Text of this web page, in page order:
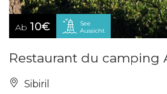
Ab 10€
See
Aussicht
Restaurant du camping
Sibiril